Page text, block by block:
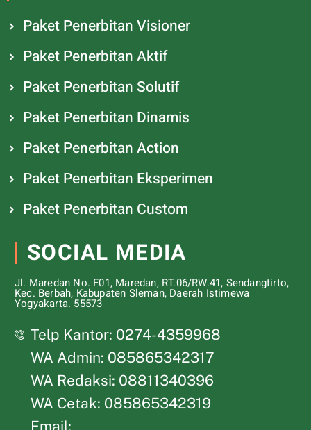
Paket Penerbitan Visioner
Paket Penerbitan Aktif
Paket Penerbitan Solutif
Paket Penerbitan Dinamis
Paket Penerbitan Action
Paket Penerbitan Eksperimen
Paket Penerbitan Custom
SOCIAL MEDIA
Jl. Maredan No. F01, Maredan, RT.06/RW.41, Sendangtirto,
Kec. Berbah, Kabupaten Sleman, Daerah Istimewa
Yogyakarta. 55573
Telp Kantor: 0274-4359968
WA Admin: 085865342317
WA Redaksi: 08811340396
WA Cetak: 085865342319
Email: